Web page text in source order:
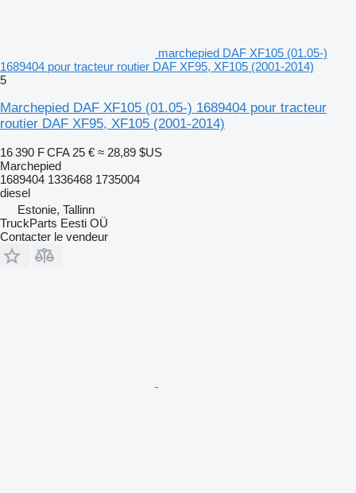
marchepied DAF XF105 (01.05-)
1689404 pour tracteur routier DAF XF95, XF105 (2001-2014)
5
Marchepied DAF XF105 (01.05-) 1689404 pour tracteur
routier DAF XF95, XF105 (2001-2014)
16 390 F CFA 25 € ≈ 28,89 $US
Marchepied
1689404 1336468 1735004
diesel
Estonie, Tallinn
TruckParts Eesti OÜ
Contacter le vendeur